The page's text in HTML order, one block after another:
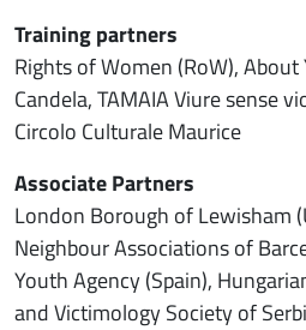
Training partners
Rights of Women (RoW), About
Candela, TAMAIA Viure sense
Circolo Culturale Maurice
Associate Partners
London Borough of Lewisham
Neighbour Associations of
Youth Agency (Spain),
and Victimology Society of